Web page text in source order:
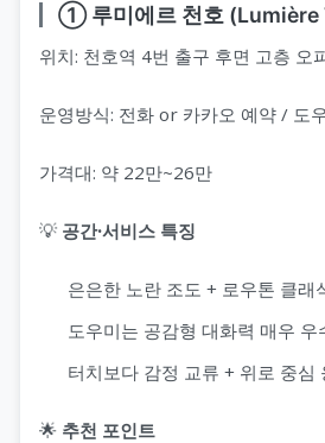
① 루미에르 천호 (Lumière
위치: 천호역 4번 출구 후면 고층 오
운영방식: 전화 or 카카오 예약 / 도
가격대: 약 22만~26만
💡 공간·서비스 특징
은은한 노란 조도 + 로우톤 클래
도우미는 공감형 대화력 매우
터치보다 감정 교류 + 위로 중심
🌟 추천 포인트